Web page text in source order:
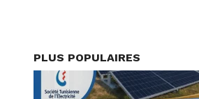
PLUS POPULAIRES